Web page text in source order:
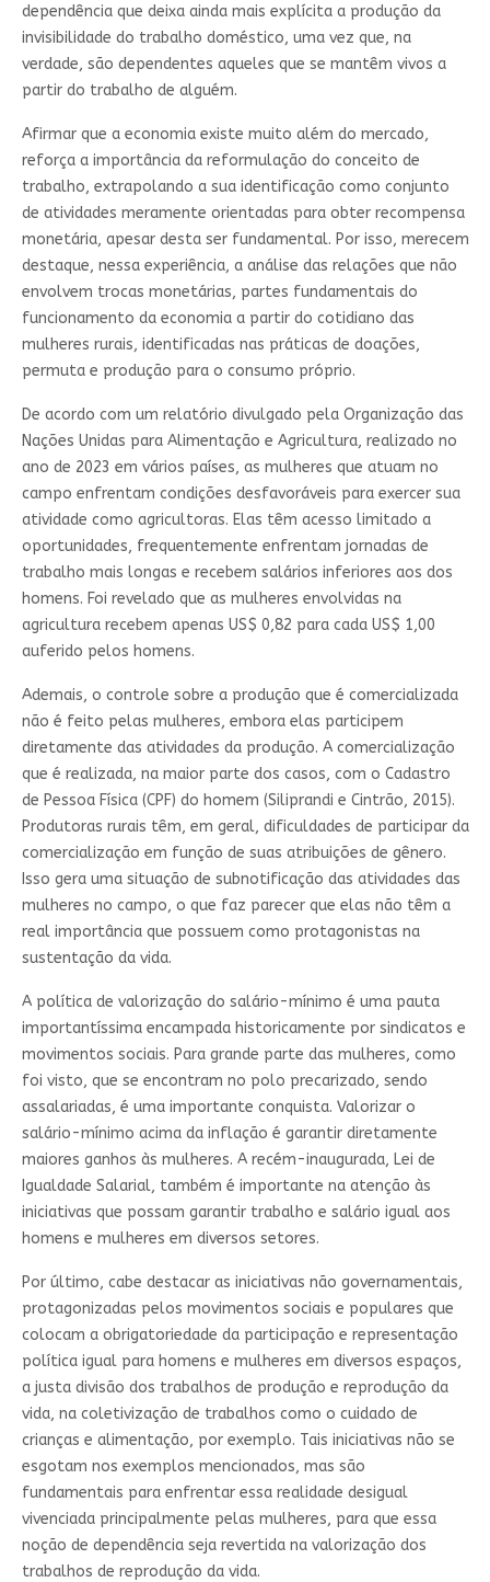
dependência que deixa ainda mais explícita a produção da
invisibilidade do trabalho doméstico, uma vez que, na
verdade, são dependentes aqueles que se mantêm vivos a
partir do trabalho de alguém.
Afirmar que a economia existe muito além do mercado,
reforça a importância da reformulação do conceito de
trabalho, extrapolando a sua identificação como conjunto
de atividades meramente orientadas para obter recompensa
monetária, apesar desta ser fundamental. Por isso, merecem
destaque, nessa experiência, a análise das relações que não
envolvem trocas monetárias, partes fundamentais do
funcionamento da economia a partir do cotidiano das
mulheres rurais, identificadas nas práticas de doações,
permuta e produção para o consumo próprio.
De acordo com um relatório divulgado pela Organização das
Nações Unidas para Alimentação e Agricultura, realizado no
ano de 2023 em vários países, as mulheres que atuam no
campo enfrentam condições desfavoráveis para exercer sua
atividade como agricultoras. Elas têm acesso limitado a
oportunidades, frequentemente enfrentam jornadas de
trabalho mais longas e recebem salários inferiores aos dos
homens. Foi revelado que as mulheres envolvidas na
agricultura recebem apenas US$ 0,82 para cada US$ 1,00
auferido pelos homens.
Ademais, o controle sobre a produção que é comercializada
não é feito pelas mulheres, embora elas participem
diretamente das atividades da produção. A comercialização
que é realizada, na maior parte dos casos, com o Cadastro
de Pessoa Física (CPF) do homem (Siliprandi e Cintrão, 2015).
Produtoras rurais têm, em geral, dificuldades de participar da
comercialização em função de suas atribuições de gênero.
Isso gera uma situação de subnotificação das atividades das
mulheres no campo, o que faz parecer que elas não têm a
real importância que possuem como protagonistas na
sustentação da vida.
A política de valorização do salário-mínimo é uma pauta
importantíssima encampada historicamente por sindicatos e
movimentos sociais. Para grande parte das mulheres, como
foi visto, que se encontram no polo precarizado, sendo
assalariadas, é uma importante conquista. Valorizar o
salário-mínimo acima da inflação é garantir diretamente
maiores ganhos às mulheres. A recém-inaugurada, Lei de
Igualdade Salarial, também é importante na atenção às
iniciativas que possam garantir trabalho e salário igual aos
homens e mulheres em diversos setores.
Por último, cabe destacar as iniciativas não governamentais,
protagonizadas pelos movimentos sociais e populares que
colocam a obrigatoriedade da participação e representação
política igual para homens e mulheres em diversos espaços,
a justa divisão dos trabalhos de produção e reprodução da
vida, na coletivização de trabalhos como o cuidado de
crianças e alimentação, por exemplo. Tais iniciativas não se
esgotam nos exemplos mencionados, mas são
fundamentais para enfrentar essa realidade desigual
vivenciada principalmente pelas mulheres, para que essa
noção de dependência seja revertida na valorização dos
trabalhos de reprodução da vida.